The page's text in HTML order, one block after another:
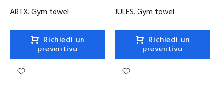
ARTX. Gym towel
Richiedi un
preventivo
JULES. Gym towel
Richiedi un
preventivo